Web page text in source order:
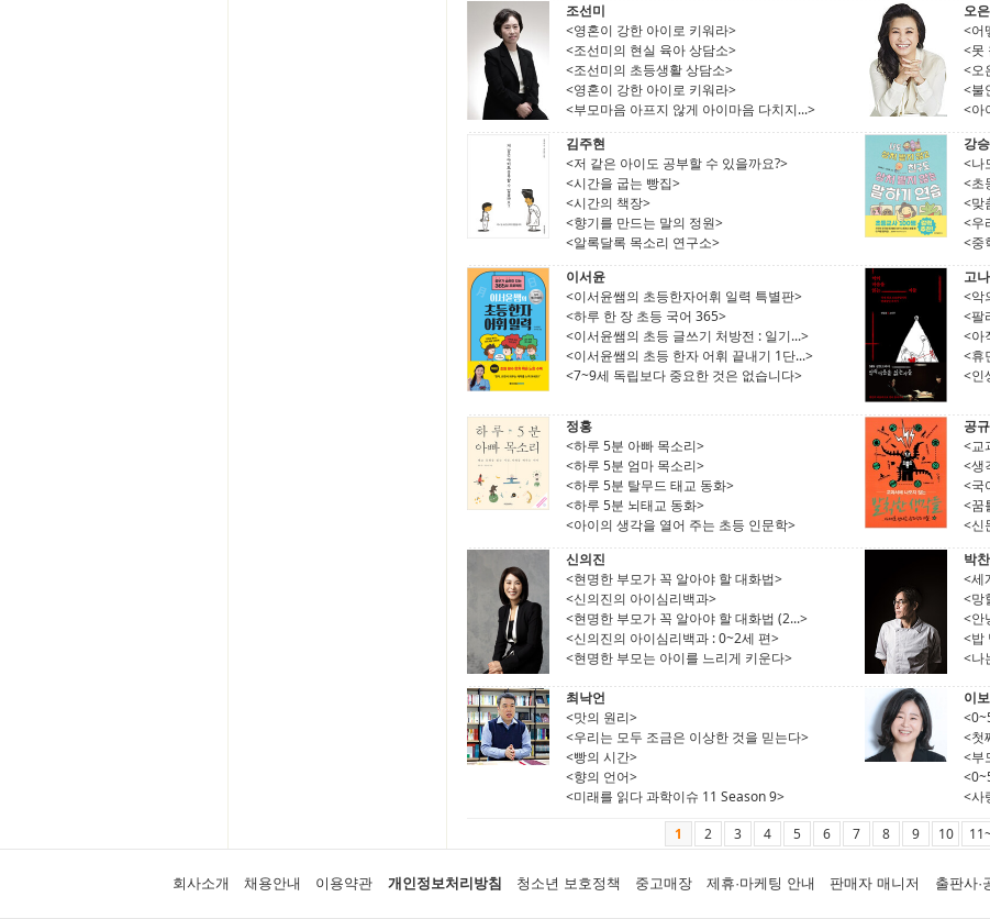
조선미
<영혼이 강한 아이로 키워라>
<조선미의 현실 육아 상담소>
<조선미의 초등생활 상담소>
<영혼이 강한 아이로 키워라>
<부모마음 아프지 않게 아이마음 다치지...>
오
<어
<못
<오
<불
<아
김주현
<저 같은 아이도 공부할 수 있을까요?>
<시간을 굽는 빵집>
<시간의 책장>
<향기를 만드는 말의 정원>
<알록달록 목소리 연구소>
강
<나
<초
<맞
<우
<중
이서윤
<이서윤쌤의 초등한자어휘 일력 특별판>
<하루 한 장 초등 국어 365>
<이서윤쌤의 초등 글쓰기 처방전 : 일기...>
<이서윤쌤의 초등 한자 어휘 끝내기 1단...>
<7~9세 독립보다 중요한 것은 없습니다>
고
<악
<팔
<아
<휴
<인
정홍
<하루 5분 아빠 목소리>
<하루 5분 엄마 목소리>
<하루 5분 탈무드 태교 동화>
<하루 5분 뇌태교 동화>
<아이의 생각을 열어 주는 초등 인문학>
공
<교
<생
<국
<꿈
<신
신의진
<현명한 부모가 꼭 알아야 할 대화법>
<신의진의 아이심리백과>
<현명한 부모가 꼭 알아야 할 대화법 (2...>
<신의진의 아이심리백과 : 0~2세 편>
<현명한 부모는 아이를 느리게 키운다>
박
<세
<망
<안
<밥
<나
최낙언
<맛의 원리>
<우리는 모두 조금은 이상한 것을 믿는다>
<빵의 시간>
<향의 언어>
<미래를 읽다 과학이슈 11 Season 9>
이
<첫
<부
<사
1
2 3 4 5 6 7 8 9 10
회사소개 채용안내 이용약관 개인정보처리방침 청소년 보호정책 중고매장 제휴·마케팅 안내 판매자 매니저 출판사·